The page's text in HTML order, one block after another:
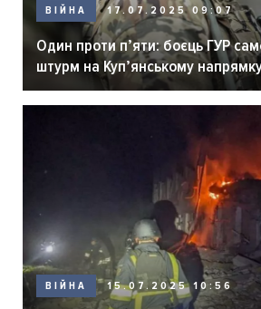
ВІЙНА 17.07.2025 09:07
Один проти п’яти: боєць ГУР
штурм на Куп’янському
ВІЙНА 15.07.2025 10:56